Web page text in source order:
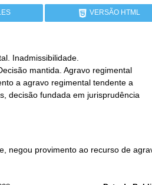
VERSÃO HTML
Inadmissibilidade.
negou provimento ao recurso de